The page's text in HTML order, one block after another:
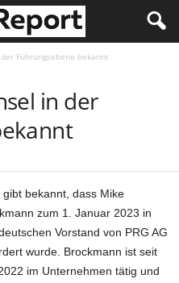
Führungsebene bekannt
in der
gibt bekannt, dass Mike
zum 1. Januar 2023 in
Vorstand von PRG AG
wurde. Brockmann ist seit
im Unternehmen tätig und